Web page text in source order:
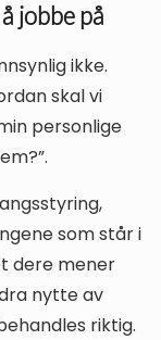
jobbe på
ikke.
skal vi
personlige
som står i
dere mener
nytte av
riktig.